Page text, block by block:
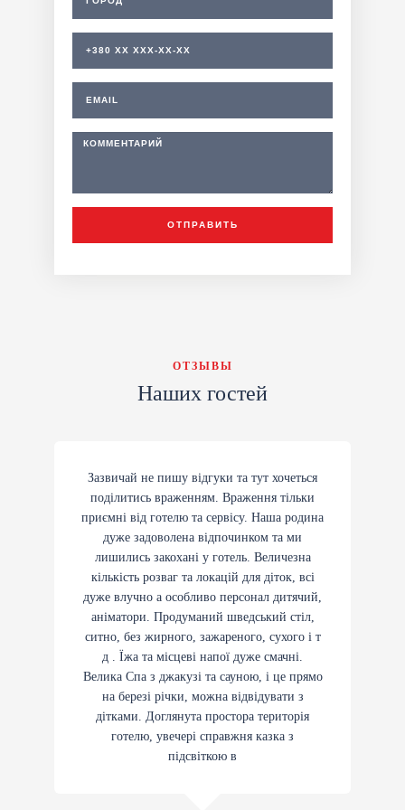
ОТПРАВИТЬ
ОТЗЫВЫ
Наших гостей
Зазвичай не пишу відгуки та тут хочеться
поділитись враженням. Враження тільки
приємні від готелю та сервісу. Наша родина
дуже задоволена відпочинком та ми
лишились закохані у готель. Величезна
кількість розваг та локацій для діток, всі
дуже влучно а особливо персонал дитячий,
аніматори. Продуманий шведський стіл,
ситно, без жирного, зажареного, сухого і т
д . Їжа та місцеві напої дуже смачні.
Велика Спа з джакузі та сауною, і це прямо
на березі річки, можна відвідувати з
дітками. Доглянута простора територія
готелю, увечері справжня казка з
підсвіткою в